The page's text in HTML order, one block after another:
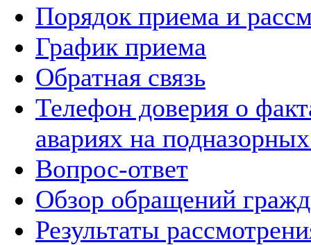
Порядок приема и
График приема
Обратная связь
Телефон доверия о
авариях на
Вопрос-ответ
Обзор обращений
Результаты